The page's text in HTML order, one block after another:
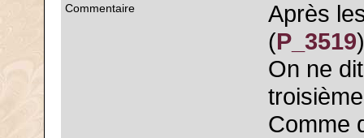
Commentaire
Après
(P_3519
On ne
Comme